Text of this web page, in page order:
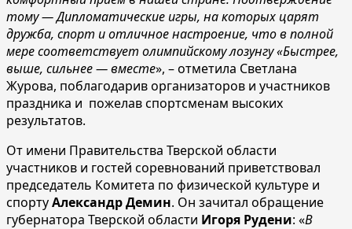
тому — Дипломатические игры, на которых царят
дружба, спорт и отличное настроение, что в полной
мере соответствует олимпийскому лозунгу «Быстрее,
выше, сильнее — вместе», – отметила Светлана
Журова, поблагодарив организаторов и участников
праздника и пожелав спортсменам высоких
результатов.
От имени Правительства Тверской области
участников и гостей соревнований приветствовал
председатель Комитета по физической культуре и
спортуАлександр Демин. Он зачитал обращение
губернатора Тверской области Игоря Рудени: «В